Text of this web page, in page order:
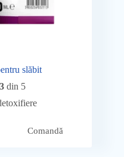
slăbit
din 5
Comandă